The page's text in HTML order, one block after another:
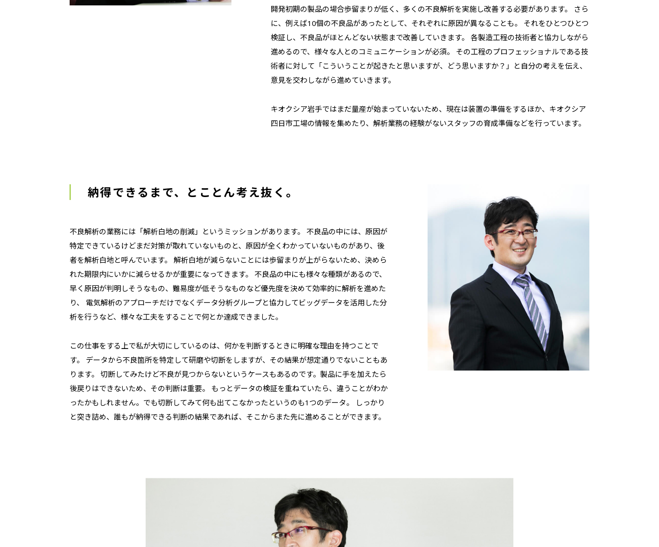
開発初期の製品の場合歩留まりが低く、多くの不良解析を実施し改善する必要があります。 さら
に、例えば10個の不良品があったとして、それぞれに原因が異なることも。 それをひとつひとつ
検証し、不良品がほとんどない状態まで改善していきます。 各製造工程の技術者と協力しながら
進めるので、様々な人とのコミュニケーションが必須。 その工程のプロフェッショナルである技
術者に対して「こういうことが起きたと思いますが、どう思いますか？」と自分の考えを伝え、
意見を交わしながら進めていきます。
キオクシア岩手ではまだ量産が始まっていないため、現在は装置の準備をするほか、キオクシア
四日市工場の情報を集めたり、解析業務の経験がないスタッフの育成準備などを行っています。
納得できるまで、 とことん考え抜く。
不良解析の業務には「解析白地の削減」というミッションがあります。 不良品の中には、原因が
特定できているけどまだ対策が取れていないものと、原因が全くわかっていないものがあり、後
者を解析白地と呼んでいます。 解析白地が減らないことには歩留まりが上がらないため、決めら
れた期限内にいかに減らせるかが重要になってきます。 不良品の中にも様々な種類があるので、
早く原因が判明しそうなもの、難易度が低そうなものなど優先度を決めて効率的に解析を進めた
り、 電気解析のアプローチだけでなくデータ分析グループと協力してビッグデータを活用した分
析を行うなど、様々な工夫をすることで何とか達成できました。
この仕事をする上で私が大切にしているのは、何かを判断するときに明確な理由を持つことで
す。 データから不良箇所を特定して研磨や切断をしますが、その結果が想定通りでないこともあ
ります。 切断してみたけど不良が見つからないというケースもあるのです。製品に手を加えたら
後戻りはできないため、その判断は重要。 もっとデータの検証を重ねていたら、違うことがわか
ったかもしれません。でも切断してみて何も出てこなかったというのも1つのデータ。 しっかり
と突き詰め、誰もが納得できる判断の結果であれば、そこからまた先に進めることができます。